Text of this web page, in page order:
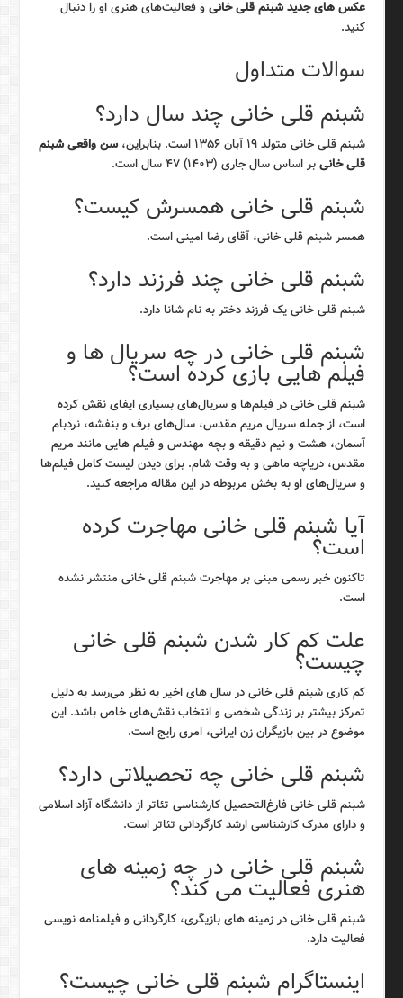
عکس های جدید شبنم قلی خانیو فعالیت‌های هنری او را دنبال
کنید.
سوالات متداول
شبنم قلی خانی چند سال دارد؟
شبنم قلی خانی متولد ۱۹ آبان ۱۳۵۶ است. بنابراین،
سن واقعی شبنم
قلی خانیبر اساس سال جاری (۱۴۰۳) ۴۷ سال است.
شبنم قلی خانی همسرش کیست؟
همسر شبنم قلی خانی، آقای رضا امینی است.
شبنم قلی خانی چند فرزند دارد؟
شبنم قلی خانی یک فرزند دختر به نام شانا دارد.
شبنم قلی خانی در چه سریال ها و
فیلم هایی بازی کرده است؟
شبنم قلی خانی در فیلم‌ها و سریال‌های بسیاری ایفای نقش کرده
است، از جمله سریال مریم مقدس، سال‌های برف و بنفشه، نردبام
آسمان، هشت و نیم دقیقه و بچه مهندس و فیلم هایی مانند مریم
مقدس، دریاچه ماهی و به وقت شام. برای دیدن لیست کامل فیلم‌ها
و سریال‌های او به بخش مربوطه در این مقاله مراجعه کنید.
آیا شبنم قلی خانی مهاجرت کرده
است؟
تاکنون خبر رسمی مبنی بر مهاجرت شبنم قلی خانی منتشر نشده
است.
علت کم کار شدن شبنم قلی خانی
چیست؟
کم کاری شبنم قلی خانی در سال های اخیر به نظر می‌رسد به دلیل
تمرکز بیشتر بر زندگی شخصی و انتخاب نقش‌های خاص باشد. این
موضوع در بین بازیگران زن ایرانی، امری رایج است.
شبنم قلی خانی چه تحصیلاتی دارد؟
شبنم قلی خانی فارغ‌التحصیل کارشناسی تئاتر از دانشگاه آزاد اسلامی
و دارای مدرک کارشناسی ارشد کارگردانی تئاتر است.
شبنم قلی خانی در چه زمینه های
هنری فعالیت می کند؟
شبنم قلی خانی در زمینه های بازیگری، کارگردانی و فیلمنامه نویسی
فعالیت دارد.
اینستاگرام شبنم قلی خانی چیست؟